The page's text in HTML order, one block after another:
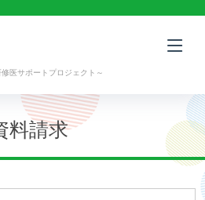
医サポートプロジェクト～
料請求